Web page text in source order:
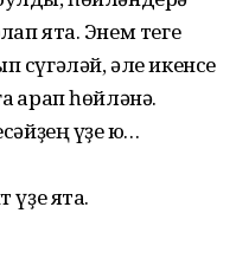
ята. Энем теге
сүгәләй, әле икенсе
ҡарап һөйләнә.
үҙе юҡ…
үҙе ята.